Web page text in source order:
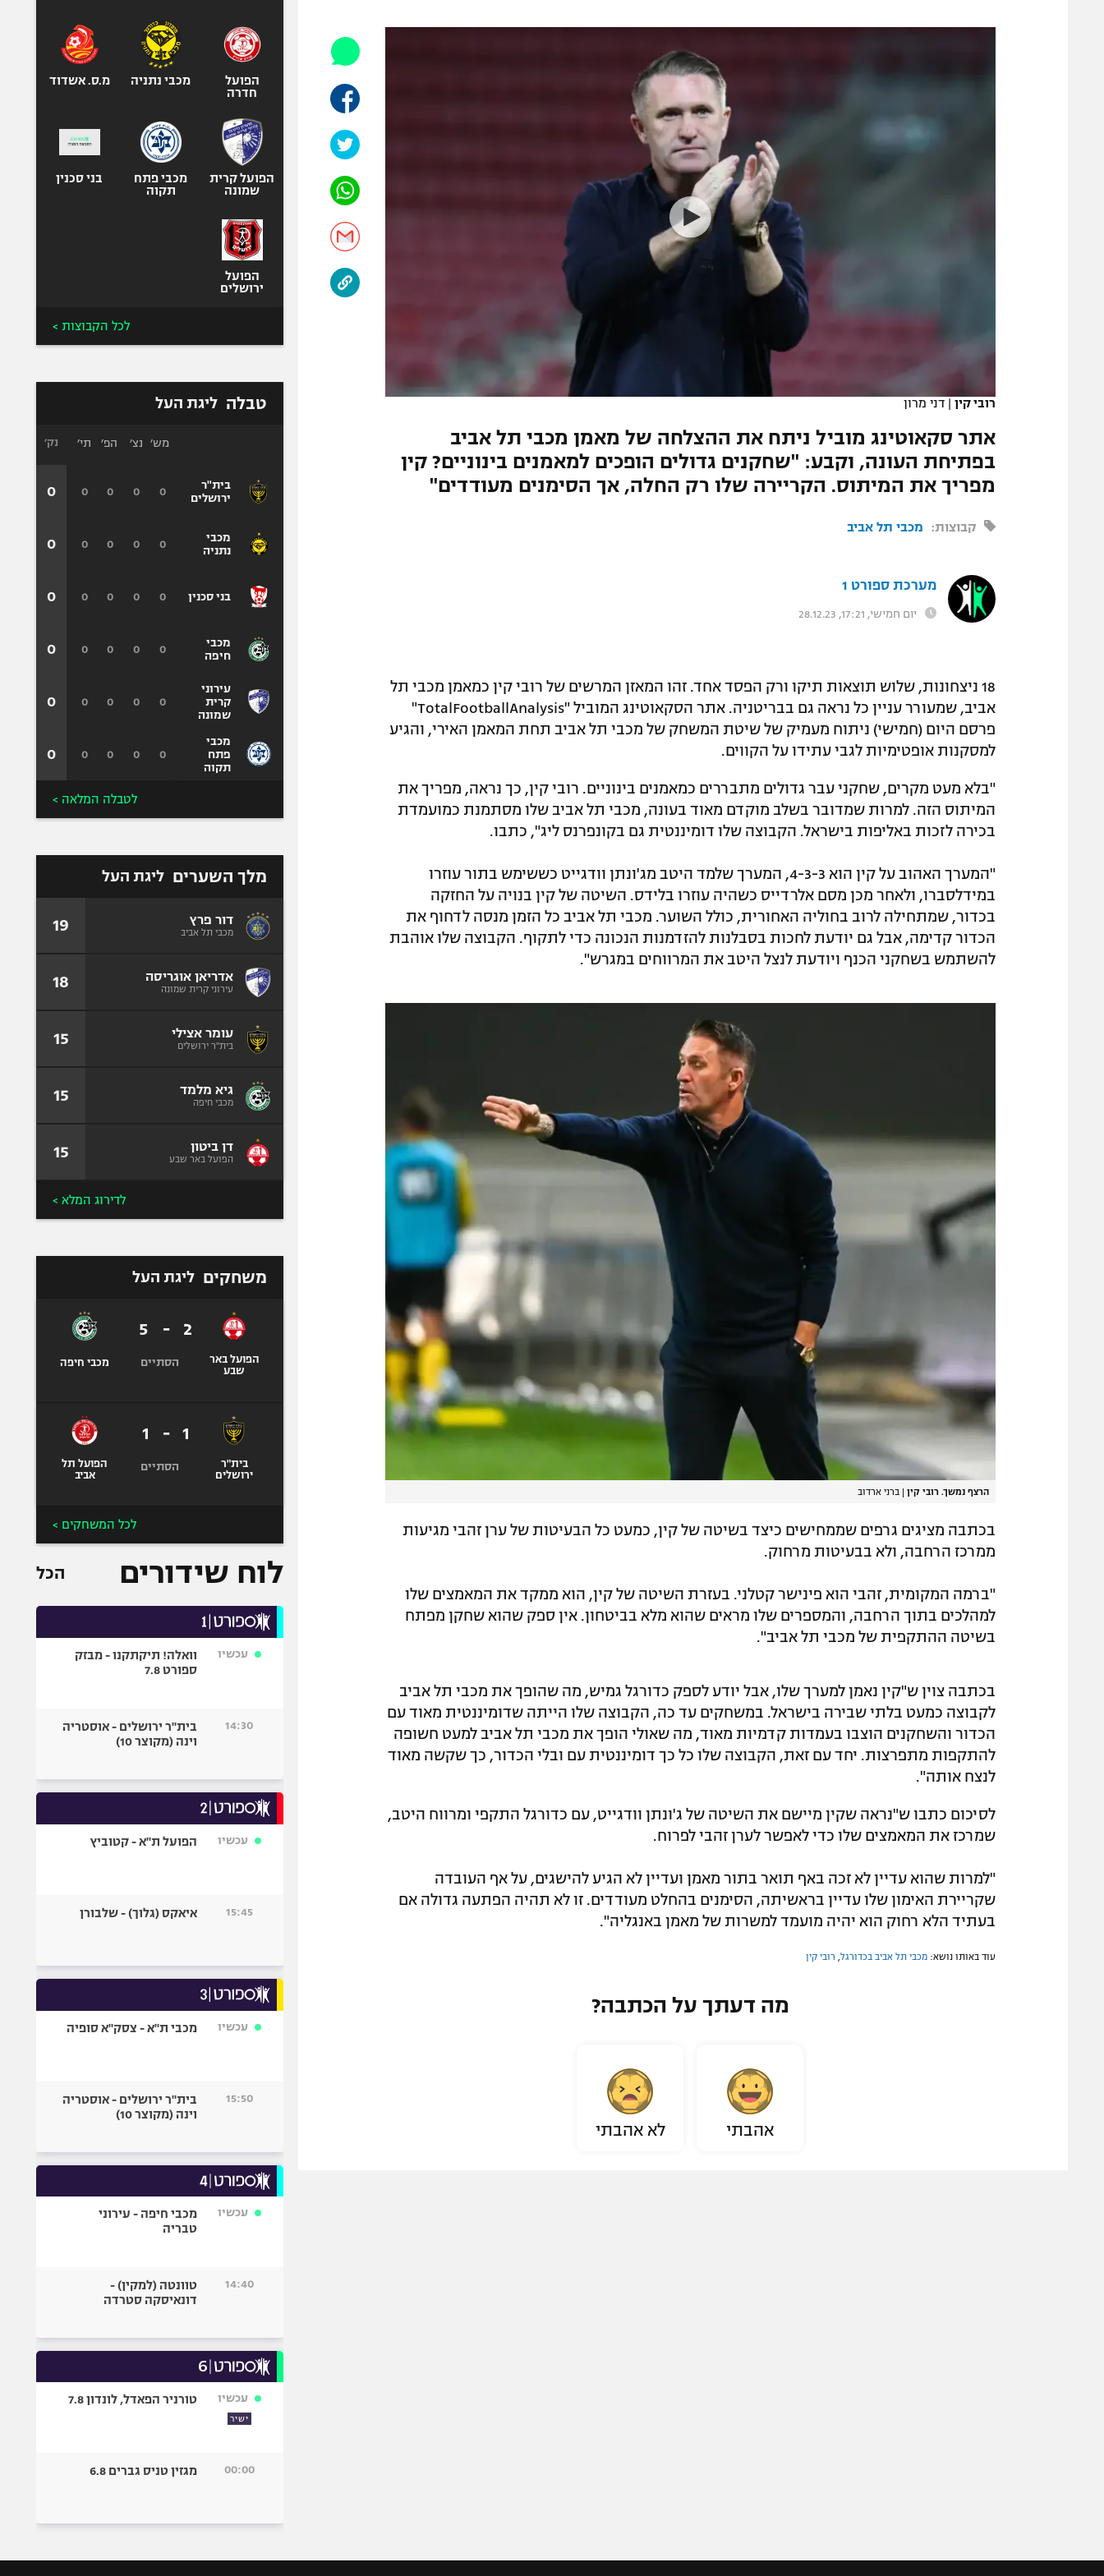
תגיות
הפועל תל אביב
הפועל באר שבע
מכבי נתניה
בני יהודה
ליגה סינית
אופניים
ספורט מוטורי
כדורמים
בייסבול MLB
ספורט אתגרי
אומנויות לחימה
רובי קין | דני מרון
אתר סקאוטינג מוביל ניתח את ההצלחה של מאמן מכבי תל אביב
בפתיחת העונה, וקבע: "שחקנים גדולים הופכים למאמנים בינוניים? קין
מפריך את המיתוס. הקריירה שלו רק החלה, אך הסימנים מעודדים"
קבוצות: מכבי תל אביב
מערכת ספורט 1
יום חמישי, 17:21, 28.12.23
18 ניצחונות, שלוש תוצאות תיקו ורק הפסד אחד. זהו המאזן המרשים של רובי קין כמאמן מכבי תל
אביב, שמעורר עניין כל נראה גם בבריטניה. אתר הסקאוטינג המוביל "TotalFootballAnalysis"
פרסם היום (חמישי) ניתוח מעמיק של שיטת המשחק של מכבי תל אביב תחת המאמן האירי, והגיע
למסקנות אופטימיות לגבי עתידו על הקווים.
"בלא מעט מקרים, שחקני עבר גדולים מתבררים כמאמנים בינוניים. רובי קין, כך נראה, מפריך את
המיתוס הזה. למרות שמדובר בשלב מוקדם מאוד בעונה, מכבי תל אביב שלו מסתמנת כמועמדת
בכירה לזכות באליפות בישראל. הקבוצה שלו דומיננטית גם בקונפרנס ליג", כתבו.
"המערך האהוב על קין הוא 4-3-3, המערך שלמד היטב מג'ונתן וודגייט כששימש בתור עוזרו
במידלסברו, ולאחר מכן מסם אלרדייס כשהיה עוזרו בלידס. השיטה של קין בנויה על החזקה
בכדור, שמתחילה לרוב בחוליה האחורית, כולל השוער. מכבי תל אביב כל הזמן מנסה לדחוף את
הכדור קדימה, אבל גם יודעת לחכות בסבלנות להזדמנות הנכונה כדי לתקוף. הקבוצה שלו אוהבת
להשתמש בשחקני הכנף ויודעת לנצל היטב את המרווחים במגרש".
הרצף נמשך. רובי קין | ברני ארדוב
בכתבה מציגים גרפים שממחישים כיצד בשיטה של קין, כמעט כל הבעיטות של ערן זהבי מגיעות
ממרכז הרחבה, ולא בבעיטות מרחוק.
"ברמה המקומית, זהבי הוא פינישר קטלני. בעזרת השיטה של קין, הוא ממקד את המאמצים שלו
למהלכים בתוך הרחבה, והמספרים שלו מראים שהוא מלא בביטחון. אין ספק שהוא שחקן מפתח
בשיטה ההתקפית של מכבי תל אביב".
בכתבה צוין ש"קין נאמן למערך שלו, אבל יודע לספק כדורגל גמיש, מה שהופך את מכבי תל אביב
לקבוצה כמעט בלתי שבירה בישראל. במשחקים עד כה, הקבוצה שלו הייתה שדומיננטית מאוד עם
הכדור והשחקנים הוצבו בעמדות קדמיות מאוד, מה שאולי הופך את מכבי תל אביב למעט חשופה
להתקפות מתפרצות. יחד עם זאת, הקבוצה שלו כל כך דומיננטית עם ובלי הכדור, כך שקשה מאוד
לנצח אותה".
לסיכום כתבו ש"נראה שקין מיישם את השיטה של ג'ונתן וודגייט, עם כדורגל התקפי ומרווח היטב,
שמרכז את המאמצים שלו כדי לאפשר לערן זהבי לפרוח.
"למרות שהוא עדיין לא זכה באף תואר בתור מאמן ועדיין לא הגיע להישגים, על אף העובדה
שקריירת האימון שלו עדיין בראשיתה, הסימנים בהחלט מעודדים. זו לא תהיה הפתעה גדולה אם
בעתיד הלא רחוק הוא יהיה מועמד למשרות של מאמן באנגליה".
עוד באותו נושא: מכבי תל אביב בכדורגל רובי קין
מה דעתך על הכתבה?
אהבתי לא אהבתי
הפועל
חדרה
מכבי נתניה מ.ס. אשדוד
הפועל קרית
שמונה
מכבי פתח
תקוה
בני סכנין
הפועל
ירושלים
לכל הקבוצות >
טבלה ליגת העל
בית"ר
ירושלים
מכבי
נתניה
בני סכנין
מכבי
חיפה
עירוני
קרית
שמונה
מכבי
פתח
תקוה
מש׳ נצ׳ הפ׳ תי׳
0
0
0
0
0
0
0
0
0
0
0
0
0
0
0
0
0
0
0
0
0
0
0
0
נק׳
0
0
0
0
0
0
לטבלה המלאה >
מלך השערים ליגת העל
דור פרץ
מכבי תל אביב 19
אדריאן אוגריסה
עירוני קרית שמונה 18
עומר אצילי
בית"ר ירושלים 15
גיא מלמד
מכבי חיפה 15
דן ביטון
הפועל באר שבע 15
לדירוג המלא >
משחקים ליגת העל
הפועל באר
שבע
2
-
5
הסתיים מכבי חיפה
בית"ר
ירושלים
1
-
1
הסתיים
הפועל תל
אביב
לכל המשחקים >
לוח שידורים הכל
עכשיו
וואלה! תיקתקנו - מבזק
ספורט 7.8
14:30
בית"ר ירושלים - אוסטריה
וינה (מקוצר 10)
עכשיו הפועל ת"א - קטוביץ
15:45 איאקס (גלוך) - שלבורן
עכשיו מכבי ת"א - צסק"א סופיה
15:50
בית"ר ירושלים - אוסטריה
וינה (מקוצר 10)
עכשיו
מכבי חיפה - עירוני
טבריה
14:40
טוונטה (למקין) -
דונאיסקה סטרדה
עכשיו
ישיר
טורניר הפאדל, לונדון 7.8
00:00 מגזין טניס גברים 6.8